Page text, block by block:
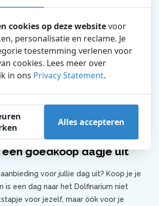
zeeleeuwenof zeehonden
ook met logge walrussenen vrolijke
onze indrukwekkendevoorstellingen
dieren in de educatieve ruimtes
. En voor een écht onvergetelijke
een goedkoop dagje uit
voor jullie dag uit? Koop je je
is een dag naar het Dolfinarium niet
voor jezelf, maar óók voor je
cookies op deze websitevoor
personalisatie en reclame. Je
toestemming verlenen voor
cookies. Lees meer over
in ons Privacy Statement.
Alles accepteren